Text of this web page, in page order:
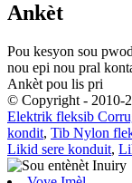
Ankèt
Pou kesyon sou
nou epi nou pral
Ankèt pou lis pri
© Copyright - 2010-
Elektrik fleksib
kondit, Tib Nylon
Likid sere konduit,